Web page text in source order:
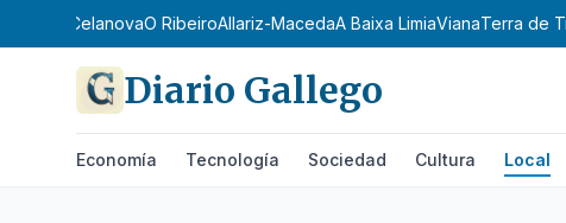
de CelanovaO RibeiroAllariz-MacedaA Baixa LimiaVianaTerra de
Diario Gallego
Economía Tecnología Sociedad Cultura Local